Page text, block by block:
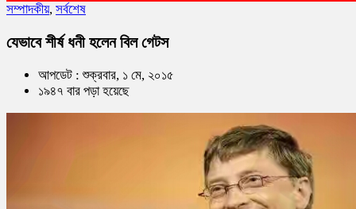
সম্পাদকীয়, সর্বশেষ
যেভাবে শীর্ষ ধনী হলেন বিল গেটস
আপডেট : শুক্রবার, ১ মে, ২০১৫
১৯৪৭ বার পড়া হয়েছে